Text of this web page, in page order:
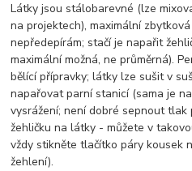
Látky jsou stálobarevné (lze
na projektech), maximální
nepředepírám; stačí je napařit
maximální možná, ne průměrná).
bělící přípravky; látky lze sušit v
napařovat parní stanicí (sama je
vysrážení; není dobré sepnout
žehličku na látky - můžete v
vždy stikněte tlačítko páry kousek
žehlení).